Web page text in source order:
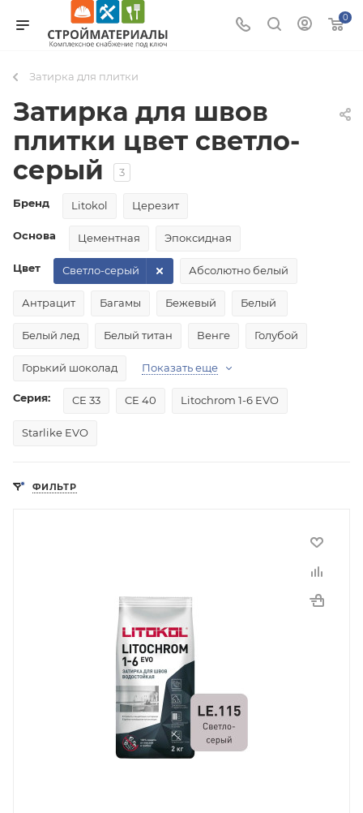
0
Затирка для плитки
Затирка для швов
плитки цвет светло-
серый
3
Бренд Litokol Церезит
Основа Цементная Эпоксидная
Цвет Абсолютно белый
Антрацит Багамы Бежевый Белый
Белый лед Белый титан Венге Голубой
Горький шоколад
Светло-серый
Показать еще
Серия: CE 33 CE 40 Litochrom 1-6 EVO
Starlike EVO
ФИЛЬТР